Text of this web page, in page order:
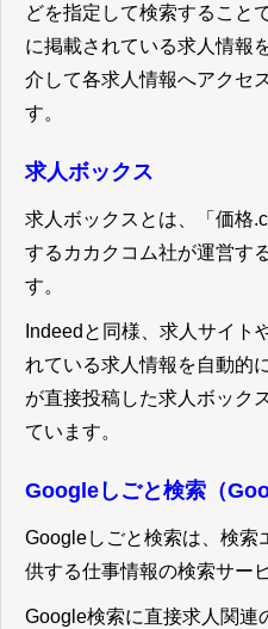
どを指定して検索すること
に掲載されている求人情報
介して各求人情報へアクセ
す。
求人ボックス
求人ボックスとは、「価格
するカカクコム社が運営す
す。
Indeedと同様、求人サイト
れている求人情報を自動的
が直接投稿した求人ボック
ています。
Googleしごと検索（
Googleしごと検索は、検索
供する仕事情報の検索サー
Google検索に直接求人関連